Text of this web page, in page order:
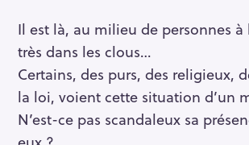
Il est là, au milieu de personnes à
très dans les clous…
Certains, des purs, des religieux,
la loi, voient cette situation d’un
N’est-ce pas scandaleux sa